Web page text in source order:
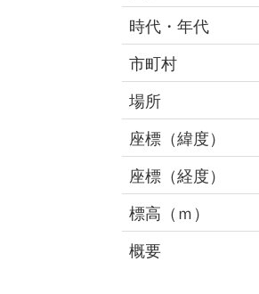
時代・年代
市町村
場所
座標（緯度）
座標（経度）
標高（ｍ）
概要